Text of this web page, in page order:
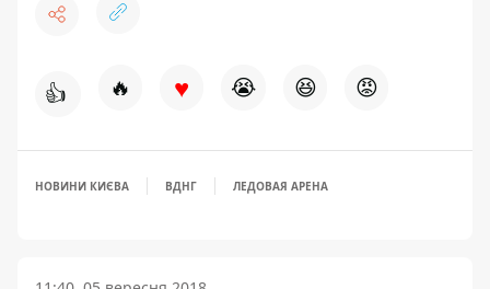
👍 🔥 ♥ 😭 😆 😡
НОВИНИ КИЄВА ВДНГ ЛЕДОВАЯ АРЕНА